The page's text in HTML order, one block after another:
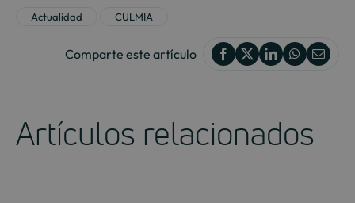
Actualidad CULMIA
Comparte este artículo
Artículos relacionados